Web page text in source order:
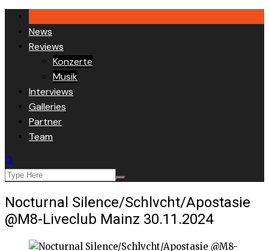
Skip
content
News
Reviews
Konzerte
Musik
Interviews
Galleries
Partner
Team
Nocturnal Silence/Schlvcht/Apostasie
@M8-Liveclub Mainz 30.11.2024